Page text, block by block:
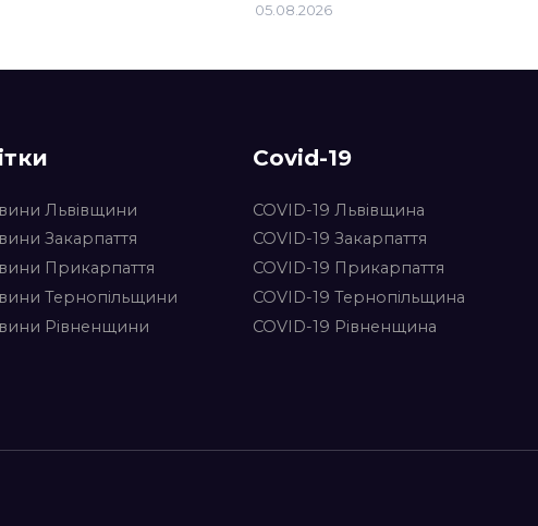
05.08.2026
Львівщини
Закарпаття
Прикарпаття
Тернопільщини
Рівненщини
Covid-19
COVID-19 Львівщина
COVID-19 Закарпаття
COVID-19 Прикарпаття
COVID-19 Тернопільщина
COVID-19 Рівненщина